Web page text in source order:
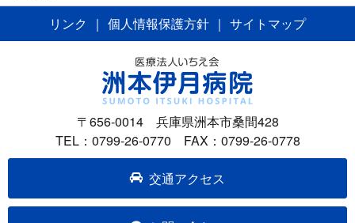
リンク
｜ 個人情報保護方針 ｜ サイトマップ
〒656-0014 兵庫県洲本市桑間428
TEL：0799-26-0770 FAX：0799-26-0778
交通アクセス